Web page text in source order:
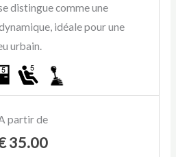
distingue comme une
idéale pour une
urbain.
partir de
35.00